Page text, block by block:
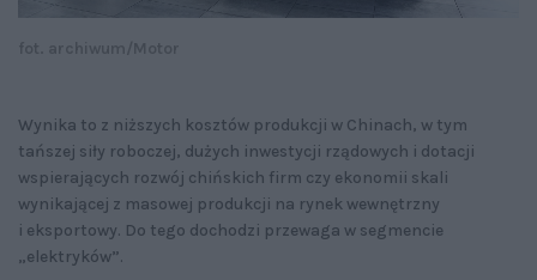
Wynika to z niższych kosztów produkcji w Chinach, w tym
tańszej siły roboczej, dużych inwestycji rządowych i dotacji
wspierających rozwój chińskich firm czy ekonomii skali
wynikającej z masowej produkcji na rynek wewnętrzny
i eksportowy. Do tego dochodzi przewaga w segmencie
„elektryków”.